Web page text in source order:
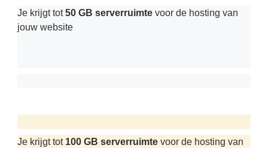
Je krijgt tot50 GB serverruimte voor de hosting van
jouw website
Je krijgt tot 100 GB serverruimte voor de hosting van